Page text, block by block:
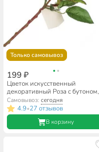
Только самовывоз
199 ₽
Цветок искусственный
декоративный Роза с бутоном,
43 см, белый, Y3-1536
Самовывоз:сегодня
4.9•27 отзывов
В корзину